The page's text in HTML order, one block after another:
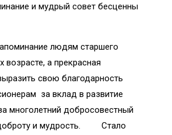
и мудрый совет бесценны
людям старшего
возрасте, а прекрасная
свою благодарность
за вклад в развитие
многолетний добросовестный
доброту и мудрость. Стало